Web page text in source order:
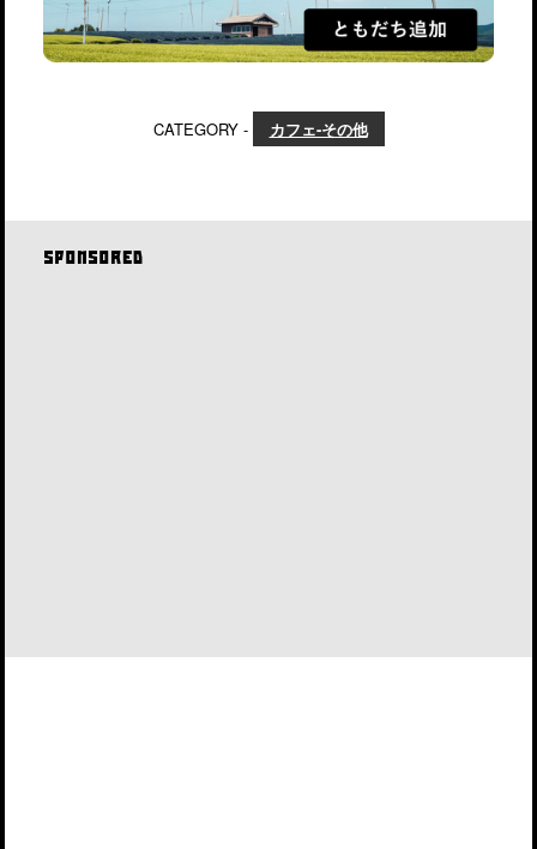
CATEGORY - カフェ-その他
SPONSORED